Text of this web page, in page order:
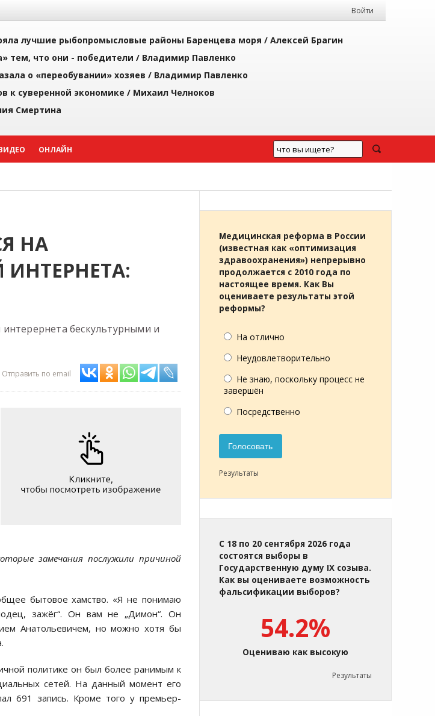
Войти
лучшие рыбопромысловые районы Баренцева моря / Алексей Брагин
тем, что они - победители / Владимир Павленко
о «переобувании» хозяев / Владимир Павленко
к суверенной экономике / Михаил Челноков
Смертина
ОНЛАЙН
НА
бескультурными и
Отправить по email
замечания послужили причиной
бытовое хамство. «Я не понимаю
зажёг“. Он вам не „Димон“. Он
Анатольевичем, но можно хотя бы
политике он был более ранимым к
сетей. На данный момент его
691 запись. Кроме того у премьер-
Медицинская реформа в России
(известная как «оптимизация
здравоохранения») непрерывно
продолжается с 2010 года по
настоящее время. Как Вы
оцениваете результаты этой
реформы?
На отлично
Неудовлетворительно
Не знаю, поскольку процесс не
завершён
Посредственно
Голосовать
Результаты
С 18 по 20 сентября 2026 года
состоятся выборы в
Государственную думу IX созыва.
Как вы оцениваете возможность
фальсификации выборов?
54.2%
Оцениваю как высокую
Результаты